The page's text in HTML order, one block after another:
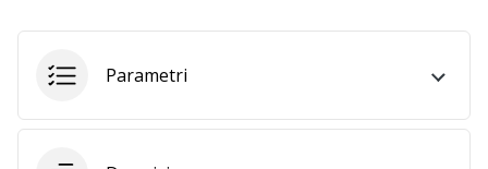
tutti gli
articoli
Parametri